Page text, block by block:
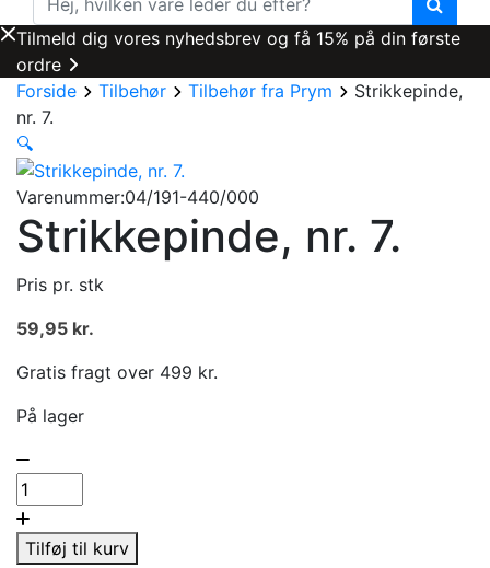
Tilmeld dig vores nyhedsbrev og få 15% på din første
ordre
Forside
Tilbehør Tilbehør fra Prym
Strikkepinde,
nr. 7.
🔍
Varenummer:04/191-440/000
Strikkepinde, nr. 7.
Pris pr. stk
59,95 kr.
Gratis fragt over 499 kr.
På lager
Tilføj til kurv